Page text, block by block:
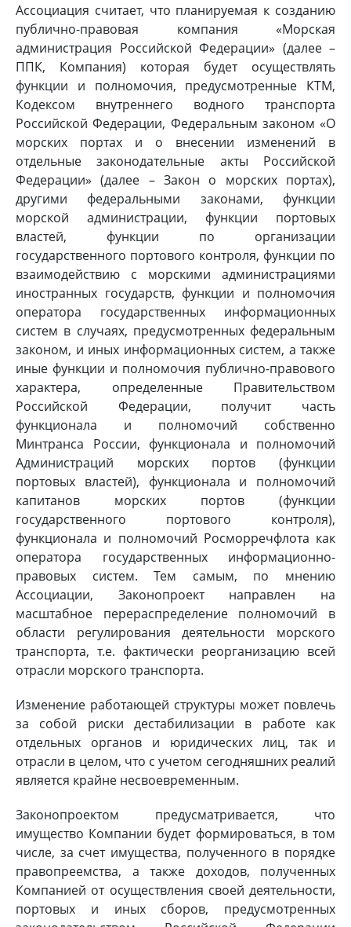
Ассоциация считает, что планируемая к созданию
публично-правовая компания «Морская
администрация Российской Федерации» (далее –
ППК, Компания) которая будет осуществлять
функции и полномочия, предусмотренные КТМ,
Кодексом внутреннего водного транспорта
Российской Федерации, Федеральным законом «О
морских портах и о внесении изменений в
отдельные законодательные акты Российской
Федерации» (далее – Закон о морских портах),
другими федеральными законами, функции
морской администрации, функции портовых
властей, функции по организации
государственного портового контроля, функции по
взаимодействию с морскими администрациями
иностранных государств, функции и полномочия
оператора государственных информационных
систем в случаях, предусмотренных федеральным
законом, и иных информационных систем, а также
иные функции и полномочия публично-правового
характера, определенные Правительством
Российской Федерации, получит часть
функционала и полномочий собственно
Минтранса России, функционала и полномочий
Администраций морских портов (функции
портовых властей), функционала и полномочий
капитанов морских портов (функции
государственного портового контроля),
функционала и полномочий Росморречфлота как
оператора государственных информационно-
правовых систем. Тем самым, по мнению
Ассоциации, Законопроект направлен на
масштабное перераспределение полномочий в
области регулирования деятельности морского
транспорта, т.е. фактически реорганизацию всей
отрасли морского транспорта.
Изменение работающей структуры может повлечь
за собой риски дестабилизации в работе как
отдельных органов и юридических лиц, так и
отрасли в целом, что с учетом сегодняшних реалий
является крайне несвоевременным.
Законопроектом предусматривается, что
имущество Компании будет формироваться, в том
числе, за счет имущества, полученного в порядке
правопреемства, а также доходов, полученных
Компанией от осуществления своей деятельности,
портовых и иных сборов, предусмотренных